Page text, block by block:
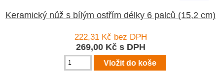
Keramický nůž s bílým ostřím délky 6 palců (15,2 cm)
222,31 Kč bez DPH
269,00 Kč s DPH